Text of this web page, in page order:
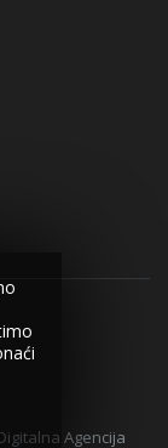
Agencija